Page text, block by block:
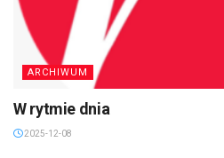
ARCHIWUM
W rytmie dnia
2025-12-08